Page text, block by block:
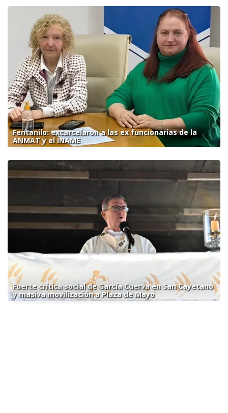
Fentanilo: excarcelaron a las ex funcionarias de la
ANMAT y el INAME
Fuerte crítica social de García Cuerva en San Cayetano
y masiva movilización a Plaza de Mayo